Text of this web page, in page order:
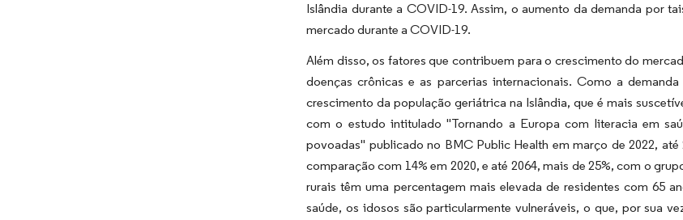
Islândia durante a COVID-19. Assim, o aumento da demanda por
mercado durante a COVID-19.
Além disso, os fatores que contribuem para o crescimento do
doenças crônicas e as parcerias internacionais. Como a
crescimento da população geriátrica na Islândia, que é mais
com o estudo intitulado "Tornando a Europa com literacia em
povoadas" publicado no BMC Public Health em março de 2022,
comparação com 14% em 2020, e até 2064, mais de 25%, com o
rurais têm uma percentagem mais elevada de residentes com 65
saúde, os idosos são particularmente vulneráveis, o que, por sua